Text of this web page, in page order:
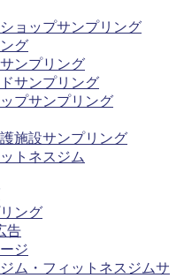
ョップサンプリング
グ
ンプリング
サンプリング
プサンプリング
施設サンプリング
トネスジム
ング
告
ジ
ム・フィットネスジムサ